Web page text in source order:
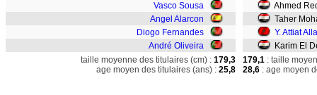
Vasco Sousa
Angel Alarcon
Diogo Fernandes
André Oliveira
Ahmed
Taher
Y. Attiat
Karim El
taille moyenne des titulaires (cm) : 179,3
age moyen des titulaires (ans) : 25,8
179,1 : taille
28,6 : age moyen